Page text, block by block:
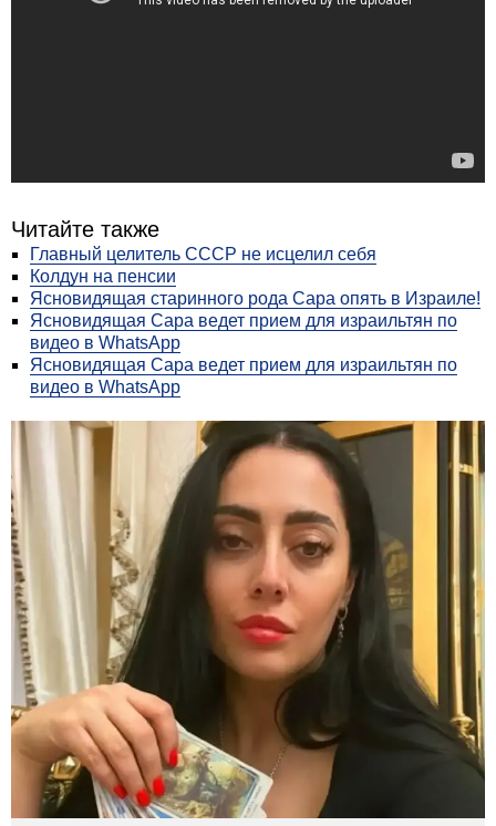
Читайте также
Главный целитель СССР не исцелил себя
Колдун на пенсии
Ясновидящая старинного рода Сара опять в Израиле!
Ясновидящая Сара ведет прием для израильтян по
видео в WhatsApp
Ясновидящая Сара ведет прием для израильтян по
видео в WhatsApp